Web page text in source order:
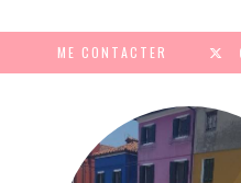
ME CONTACTER